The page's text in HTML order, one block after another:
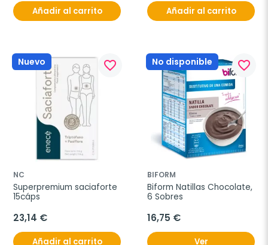
Añadir al carrito Añadir al carrito
Nuevo favorite_border
NC
Superpremium saciaforte
15cáps
23,14 €
Añadir al carrito
No disponible favorite_border
BIFORM
Biform Natillas Chocolate,
6 Sobres
16,75 €
Ver